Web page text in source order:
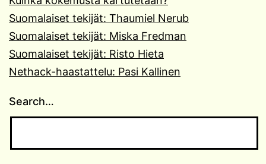
Suomalaiset tekijät: Thaumiel Nerub
Suomalaiset tekijät: Miska Fredman
Suomalaiset tekijät: Risto Hieta
Nethack-haastattelu: Pasi Kallinen
Search…